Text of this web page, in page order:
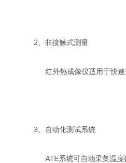
2、‌非接触式测量‌
红外热成像仪适用于快
3、‌自动化测试系统‌
ATE系统可自动采集温